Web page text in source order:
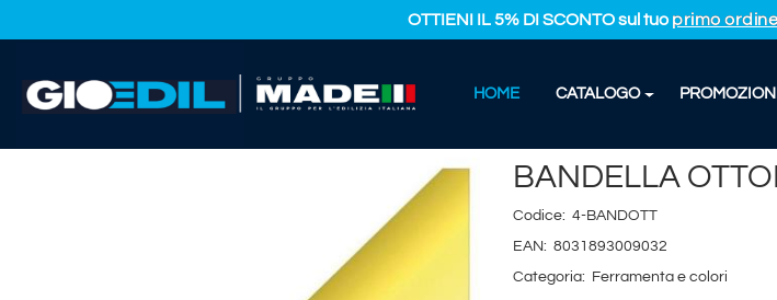
OTTIENI IL 5% DI SCONTO sul tuoprimo
HOME CATALOGO PROMOZIONI
HOME
CATALOGO PRODOTTI FERRAMENTA E COLORI BANDELLA OTTONE CM. 0.93
BANDELLA
Codice: 4-BANDOTT
EAN: 8031893009032
Categoria:
Ferramenta e colori